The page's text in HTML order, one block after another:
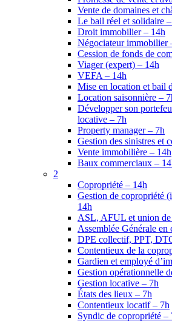
Vente de domaines et
Le bail réel et solidaire
Droit immobilier – 14h
Négociateur immobilier
Cession de fonds de
Viager (expert) – 14h
VEFA – 14h
Mise en location et bail
Location saisonnière –
Développer son
locative – 7h
Property manager – 7h
Gestion des sinistres et
Vente immobilière – 14h
Baux commerciaux –
2
Copropriété – 14h
Gestion de copropriété
14h
ASL, AFUL et union de
Assemblée Générale en
DPE collectif, PPT,
Contentieux de la
Gardien et employé
Gestion opérationnelle
Gestion locative – 7h
États des lieux – 7h
Contentieux locatif – 7h
Syndic de copropriété –